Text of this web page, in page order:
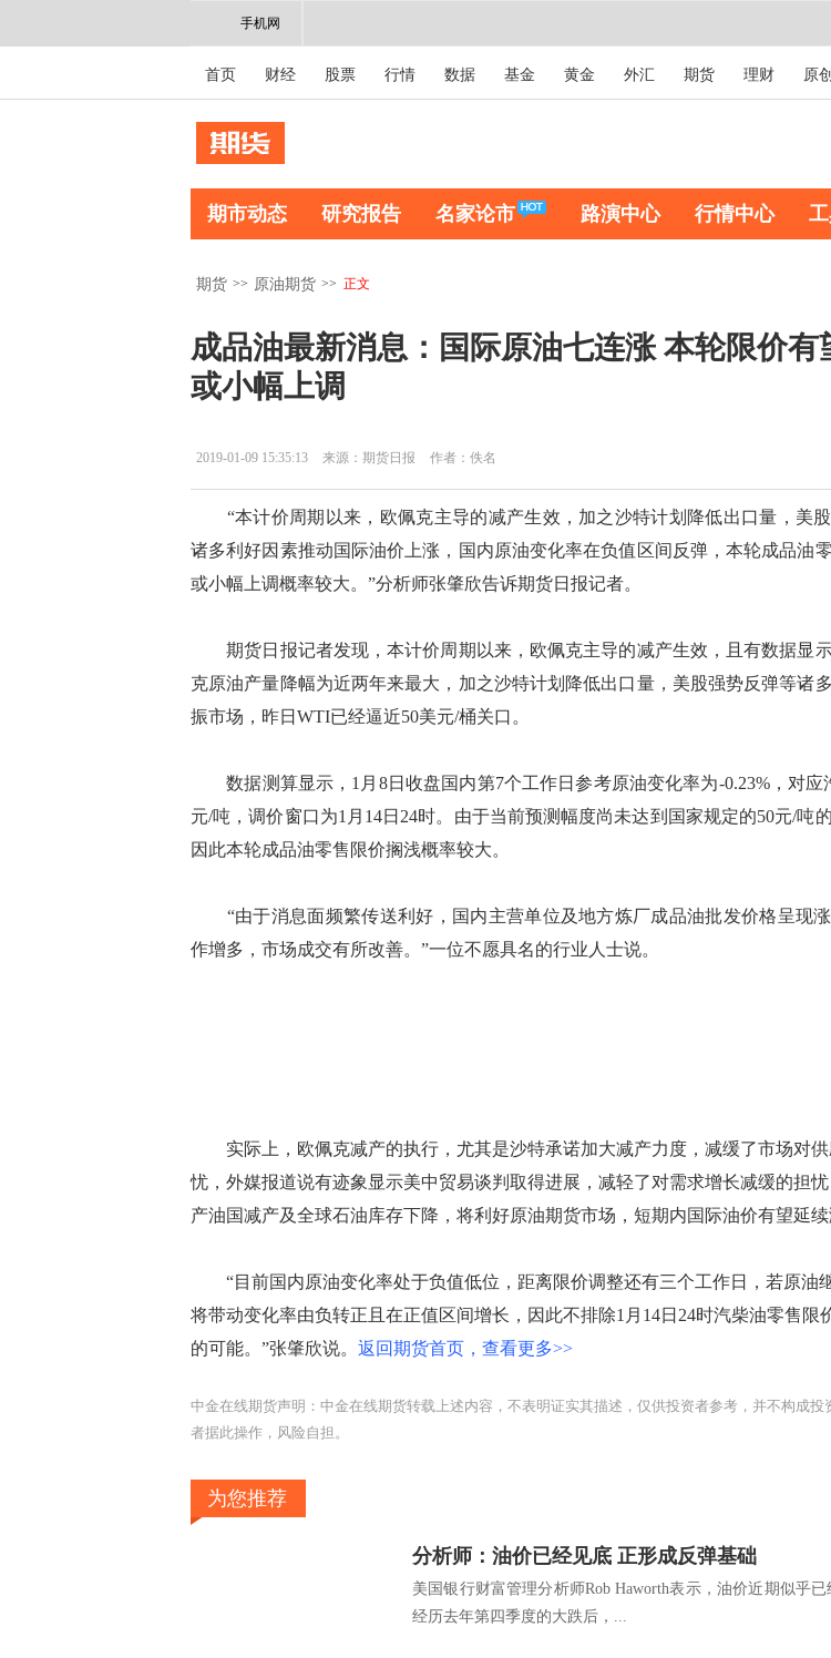
手机网
首页 财经 股票 行情 数据 基金 黄金 外汇 期货 理财 原创
期市动态 研究报告 名家论市 路演中心 行情中心
期货 >> 原油期货 >> 正文
成品油最新消息：国际原油七连涨 本轮限价有
或小幅上调
2019-01-09 15:35:13 来源：期货日报 作者：佚名
“本计价周期以来，欧佩克主导的减产生效，加之沙特计划降低出口量，美股
诸多利好因素推动国际油价上涨，国内原油变化率在负值区间反弹，本轮成品油
或小幅上调概率较大。”分析师张肇欣告诉期货日报记者。
期货日报记者发现，本计价周期以来，欧佩克主导的减产生效，且有数据显
克原油产量降幅为近两年来最大，加之沙特计划降低出口量，美股强势反弹等诸
振市场，昨日WTI已经逼近50美元/桶关口。
数据测算显示，1月8日收盘国内第7个工作日参考原油变化率为-0.23%，对应
元/吨，调价窗口为1月14日24时。由于当前预测幅度尚未达到国家规定的50元/吨
因此本轮成品油零售限价搁浅概率较大。
“由于消息面频繁传送利好，国内主营单位及地方炼厂成品油批发价格呈现
作增多，市场成交有所改善。”一位不愿具名的行业人士说。
实际上，欧佩克减产的执行，尤其是沙特承诺加大减产力度，减缓了市场对供
忧，外媒报道说有迹象显示美中贸易谈判取得进展，减轻了对需求增长减缓的担
产油国减产及全球石油库存下降，将利好原油期货市场，短期内国际油价有望延续
“目前国内原油变化率处于负值低位，距离限价调整还有三个工作日，若原油
将带动变化率由负转正且在正值区间增长，因此不排除1月14日24时汽柴油零售限
的可能。”张肇欣说。 返回期货首页，查看更多>>
中金在线期货声明：中金在线期货转载上述内容，不表明证实其描述，仅供投资者参考，并不构成投
者据此操作，风险自担。
为您推荐
分析师：油价已经见底 正形成反弹基础
美国银行财富管理分析师Rob Haworth表示，油价近期似乎
经历去年第四季度的大跌后，...